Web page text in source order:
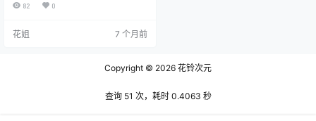
82 0
花姐 7 个月前
Copyright © 2026 花铃次元
查询 51 次，耗时 0.4063 秒